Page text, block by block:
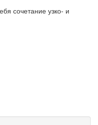
сочетание узко- и